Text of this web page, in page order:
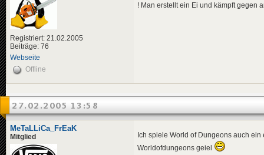
Registriert: 21.02.2005
Beiträge: 76
Webseite
! Man erstellt ein Ei und kämpft gegen
Offline
27.02.2005 13:58
MeTaLLiCa_FrEaK
Mitglied
Ich spiele World of Dungeons auch
Worldofdungeons geiel